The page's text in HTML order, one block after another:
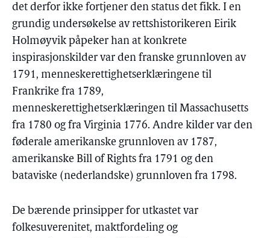
det derfor ikke fortjener den status det fikk. I en
grundig undersøkelse av rettshistorikeren Eirik
Holmøyvik påpeker han at konkrete
inspirasjonskilder var den franske grunnloven av
1791, menneskerettighetserklæringene til
Frankrike fra 1789,
menneskerettighetserklæringen til Massachusetts
fra 1780 og fra Virginia 1776. Andre kilder var den
føderale amerikanske grunnloven av 1787,
amerikanske Bill of Rights fra 1791 og den
bataviske (nederlandske) grunnloven fra 1798.
De bærende prinsipper for utkastet var
folkesuverenitet, maktfordeling og